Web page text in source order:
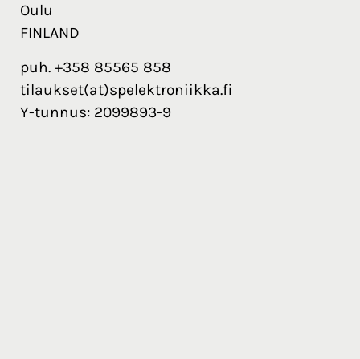
Oulu
FINLAND
puh. +358 85565 858
tilaukset(at)spelektroniikka.fi
Y-tunnus: 2099893-9